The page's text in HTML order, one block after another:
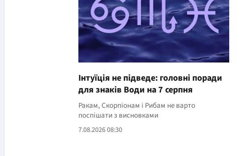
Інтуїція не підведе: головні поради
для знаків Води на 7 серпня
Ракам, Скорпіонам і Рибам не варто
поспішати з висновками
7.08.2026 08:30